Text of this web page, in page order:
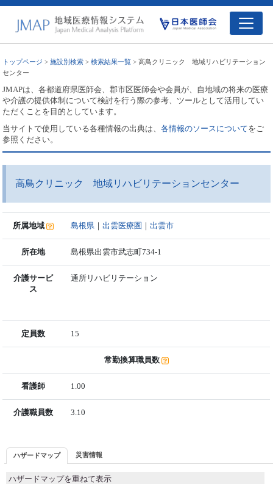
トップページ >施設別検索 >検索結果一覧 > 高鳥クリニック 地域リハビリテーション
センター
JMAPは、各都道府県医師会、郡市区医師会や会員が、自地域の将来の医療
や介護の提供体制について検討を行う際の参考、ツールとして活用してい
ただくことを目的としています。
当サイトで使用している各種情報の出典は、各情報のソースについてをご
参照ください。
高鳥クリニック 地域リハビリテーションセンター
所属地域 島根県 ｜出雲医療圏 ｜出雲市
所在地 島根県出雲市武志町734-1
介護サービ
ス
通所リハビリテーション
定員数 15
常勤換算職員数
看護師 1.00
介護職員数 3.10
ハザードマップ 災害情報
ハザードマップを重ねて表示